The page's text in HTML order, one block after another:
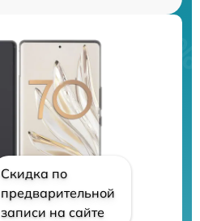
Скидка по
предварительной
записи на сайте